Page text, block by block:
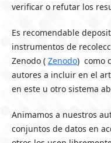
verificar o refutar los
Es recomendable
instrumentos de
Zenodo ( Zenodo) como
autores a incluir en el
en este u otro sistema
Animamos a nuestros
conjuntos de datos en